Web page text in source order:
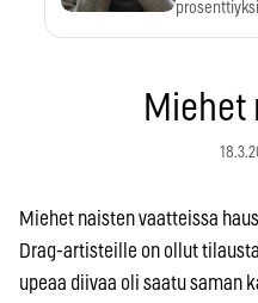
Miehet
Miehet naisten vaatteissa
Drag-artisteille on ollut
upeaa diivaa oli saatu saman